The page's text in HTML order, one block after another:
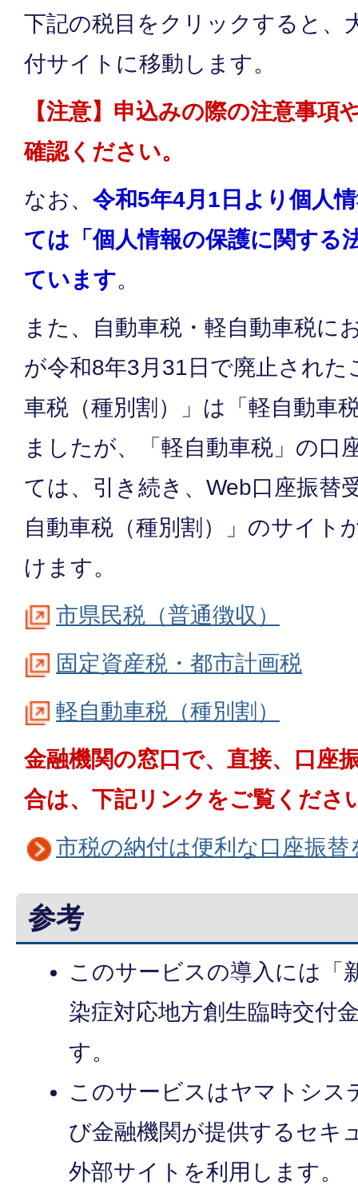
下記の税目をクリックすると、
付サイトに移動します。
【注意】申込みの際の注意事項
確認ください。
なお、 令和5年4月1日より個人
ては「個人情報の保護に関する
ています。
また、自動車税・軽自動車税に
が令和8年3月31日で廃止された
車税（種別割）」は「軽自動車
ましたが、「軽自動車税」の口
ては、引き続き、Web口座振替
自動車税（種別割）」のサイト
けます。
市県民税（普通徴収）
固定資産税・都市計画税
軽自動車税（種別割）
金融機関の窓口で、直接、口座
合は、下記リンクをご覧くださ
市税の納付は便利な口座振
参考
このサービスの導入には「
染症対応地方創生臨時交付
す。
このサービスはヤマトシス
び金融機関が提供するセキ
外部サイトを利用します。